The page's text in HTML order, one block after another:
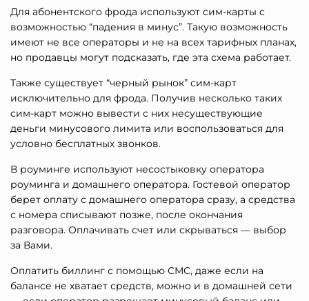
Для абонентского фрода используют сим-карты с
возможностью “падения в минус”. Такую возможность
имеют не все операторы и не на всех тарифных планах,
но продавцы могут подсказать, где эта схема работает.
Также существует “черный рынок” сим-карт
исключительно для фрода. Получив несколько таких
сим-карт можно вывести с них несуществующие
деньги минусового лимита или воспользоваться для
условно бесплатных звонков.
В роуминге используют несостыковку оператора
роуминга и домашнего оператора. Гостевой оператор
берет оплату с домашнего оператора сразу, а средства
с номера списывают позже, после окончания
разговора. Оплачивать счет или скрываться — выбор
за Вами.
Оплатить биллинг с помощью СМС, даже если на
балансе не хватает средств, можно и в домашней сети